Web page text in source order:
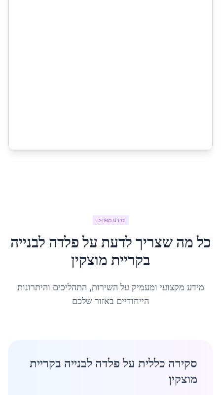
מידע מפורט
כל מה שצריך לדעת עלפלדה לבנייה
בקריית מוצקין
מידע מקצועי ומעמיק על השירות, התהליכים והיתרונות
הייחודיים באזור שלכם
סקירה כללית על פלדה לבנייה בקריית
מוצקין